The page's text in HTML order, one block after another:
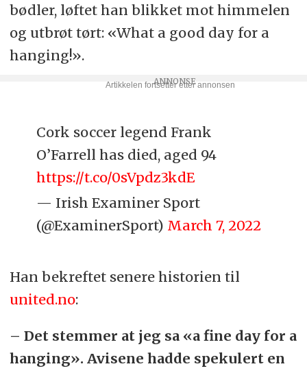
bødler, løftet han blikket mot himmelen
og utbrøt tørt: «What a good day for a
hanging!».
Cork soccer legend Frank
O’Farrell has died, aged 94
https://t.co/0sVpdz3kdE
— Irish Examiner Sport
(@ExaminerSport) March 7, 2022
Han bekreftet senere historien til
united.no:
– Det stemmer at jeg sa «a fine day for a
hanging». Avisene hadde spekulert en